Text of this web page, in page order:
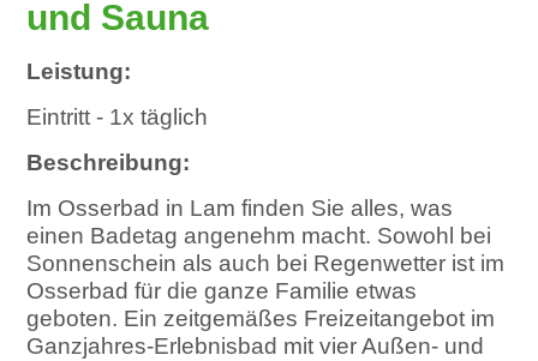
und Sauna
Leistung:
Eintritt - 1x täglich
Beschreibung:
Im Osserbad in Lam finden Sie alles, was
einen Badetag angenehm macht. Sowohl bei
Sonnenschein als auch bei Regenwetter ist im
Osserbad für die ganze Familie etwas
geboten. Ein zeitgemäßes Freizeitangebot im
Ganzjahres-Erlebnisbad mit vier Außen- und